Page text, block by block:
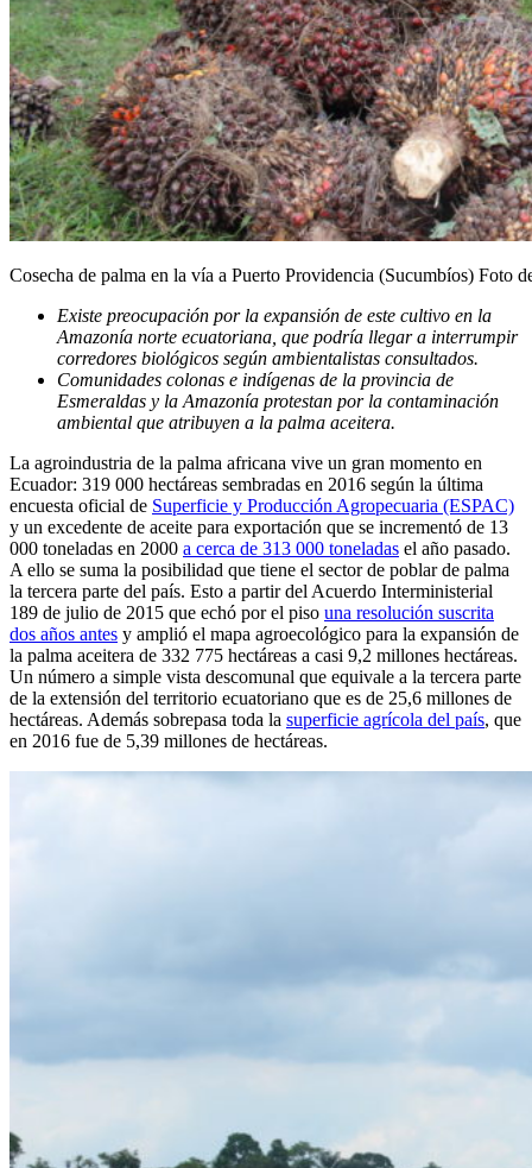
Cosecha de palma en la vía a Puerto Providencia (Sucumbíos) Foto
Existe preocupación por la expansión de este cultivo en la
Amazonía norte ecuatoriana, que podría llegar a interrumpir
corredores biológicos según ambientalistas consultados.
Comunidades colonas e indígenas de la provincia de
Esmeraldas y la Amazonía protestan por la contaminación
ambiental que atribuyen a la palma aceitera.
La agroindustria de la palma africana vive un gran momento en
Ecuador: 319 000 hectáreas sembradas en 2016 según la última
encuesta oficial de Superficie y Producción Agropecuaria (ESPAC)
y un excedente de aceite para exportación que se incrementó de 13
000 toneladas en 2000 a cerca de 313 000 toneladas el año pasado.
A ello se suma la posibilidad que tiene el sector de poblar de palma
la tercera parte del país. Esto a partir del Acuerdo Interministerial
189 de julio de 2015 que echó por el piso una resolución suscrita
dos años antes y amplió el mapa agroecológico para la expansión de
la palma aceitera de 332 775 hectáreas a casi 9,2 millones hectáreas.
Un número a simple vista descomunal que equivale a la tercera parte
de la extensión del territorio ecuatoriano que es de 25,6 millones de
hectáreas. Además sobrepasa toda la superficie agrícola del país, que
en 2016 fue de 5,39 millones de hectáreas.